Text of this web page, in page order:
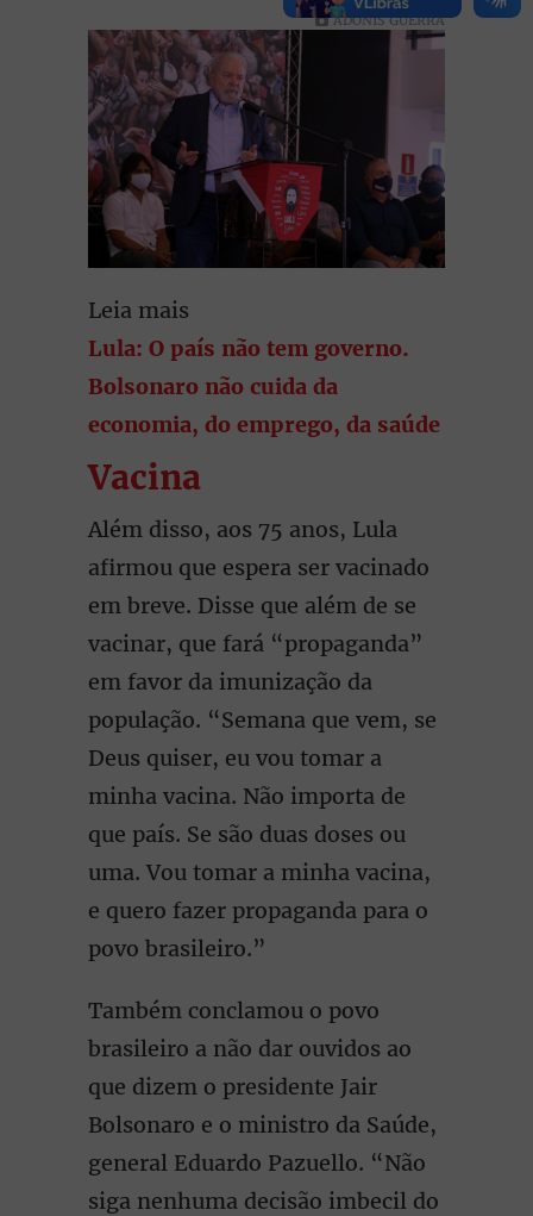
ADONIS GUERRA
Leia mais
Lula: O país não tem governo.
Bolsonaro não cuida da
economia, do emprego, da saúde
Vacina
Além disso, aos 75 anos, Lula
afirmou que espera ser vacinado
em breve. Disse que além de se
vacinar, que fará “propaganda”
em favor da imunização da
população. “Semana que vem, se
Deus quiser, eu vou tomar a
minha vacina. Não importa de
que país. Se são duas doses ou
uma. Vou tomar a minha vacina,
e quero fazer propaganda para o
povo brasileiro.”
Também conclamou o povo
brasileiro a não dar ouvidos ao
que dizem o presidente Jair
Bolsonaro e o ministro da Saúde,
general Eduardo Pazuello. “Não
siga nenhuma decisão imbecil do